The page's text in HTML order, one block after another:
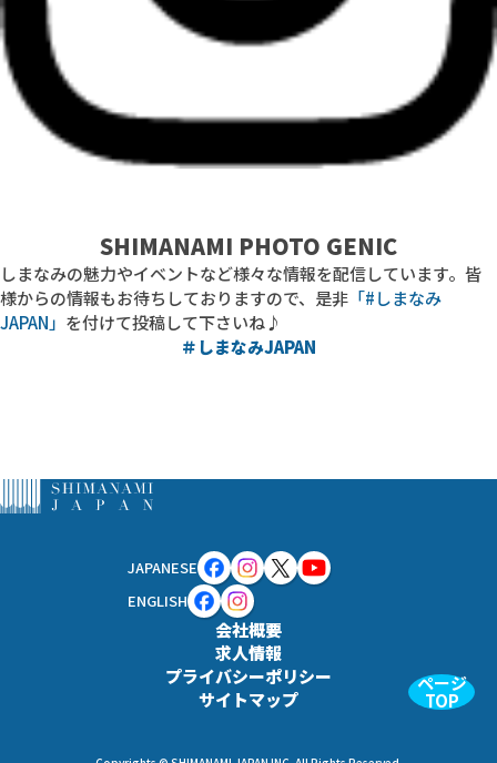
SHIMANAMI PHOTO GENIC
しまなみの魅力やイベントなど様々な情報を配信しています。皆
様からの情報もお待ちしておりますので、 是非 「#しまなみ
JAPAN」 を付けて投稿して下さいね♪
＃しまなみJAPAN
会社概要
求人情報
プライバシーポリシー
サイトマップ
JAPANESE
ENGLISH
ページ
TOP